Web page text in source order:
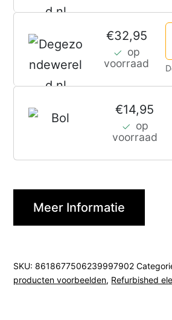
€32,95
op
voorraad
€14,95
op
voorraad
Meer Informatie
SKU:8618677506239997902
producten voorbeelden, Refurbished